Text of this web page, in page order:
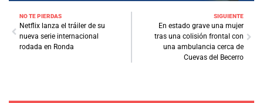
NO TE PIERDAS
Netflix lanza el tráiler de su
nueva serie internacional
rodada en Ronda
SIGUIENTE
En estado grave una mujer
tras una colisión frontal con
una ambulancia cerca de
Cuevas del Becerro